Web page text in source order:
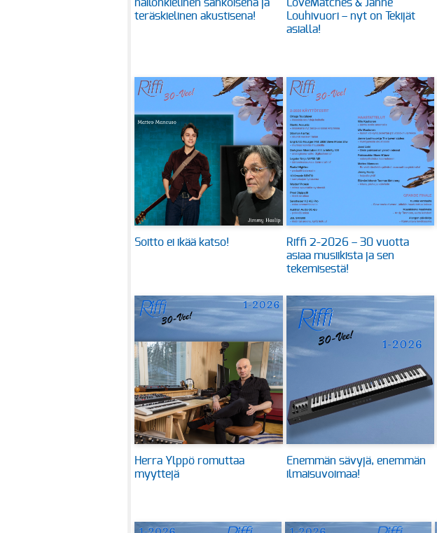
nailonkielinen sähköisenä ja
teräskielinen akustisena!
LoveMatches & Janne
Louhivuori – nyt on Tekijät
asialla!
Soitto ei ikää katso!
Riffi 2-2026 – 30 vuotta
asiaa musiikista ja sen
tekemisestä!
Herra Ylppö romuttaa
myyttejä
Enemmän sävyjä, enemmän
ilmaisuvoimaa!